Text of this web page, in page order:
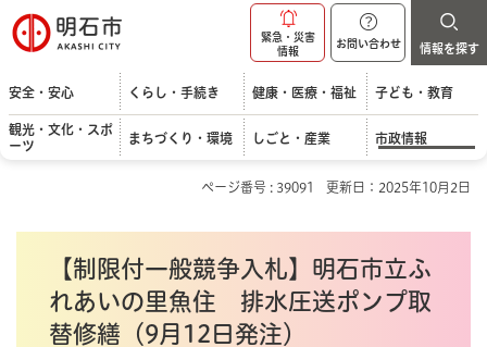
明石市
緊急・災害
情報
お問い合わせ 情報を探す
安全・安心 くらし・手続き 健康・医療・福祉 子ども・教育
観光・文化・スポ
ーツ
まちづくり・環境 しごと・産業 市政情報
ページ番号 : 39091 更新日：2025年10月2日
【制限付一般競争入札】 明石市立ふ
れあいの里魚住 排水圧送ポンプ取
替修繕 （9月12日発注）